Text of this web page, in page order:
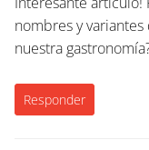
nombres y
nuestra
Responder